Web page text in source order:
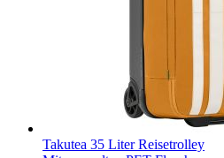
Takutea 35 Liter Reisetrolley